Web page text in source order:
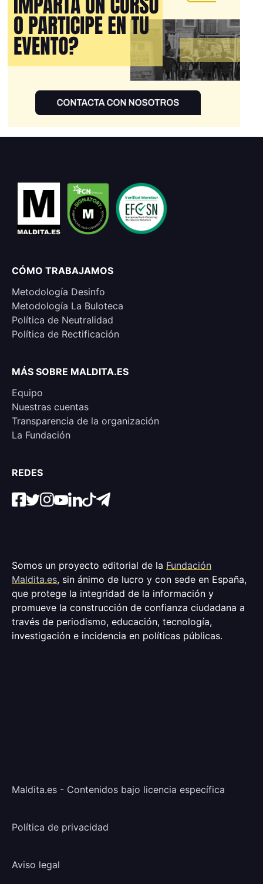
CÓMO TRABAJAMOS
Metodología Desinfo
Metodología La Buloteca
Política de Neutralidad
Política de Rectificación
MÁS SOBRE MALDITA.ES
Equipo
Nuestras cuentas
Transparencia de la organización
La Fundación
REDES
Somos un proyecto editorial de la Fundación
Maldita.es, sin ánimo de lucro y con sede en España,
que protege la integridad de la información y
promueve la construcción de confianza ciudadana a
través de periodismo, educación, tecnología,
investigación e incidencia en políticas públicas.
Maldita.es - Contenidos bajo licencia específica
Política de privacidad
Aviso legal